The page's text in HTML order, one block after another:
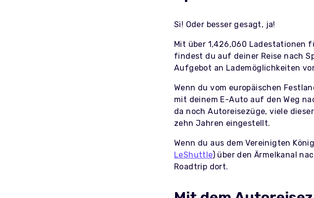
Si! Oder besser gesagt, ja!
Mit über 1,426,060 Ladestationen
findest du auf deiner Reise nach
Aufgebot an Lademöglichkeiten
Wenn du vom europäischen
mit deinem E-Auto auf den Weg
da noch Autoreisezüge, viele
zehn Jahren eingestellt.
Wenn du aus dem Vereinigten
LeShuttle) über den Ärmelkanal
Roadtrip dort.